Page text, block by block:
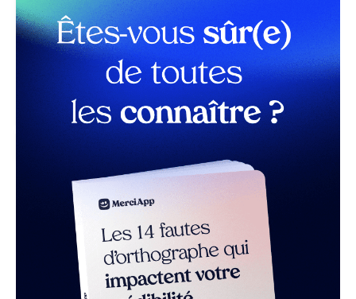
r
v
MerciApp (gratuit)